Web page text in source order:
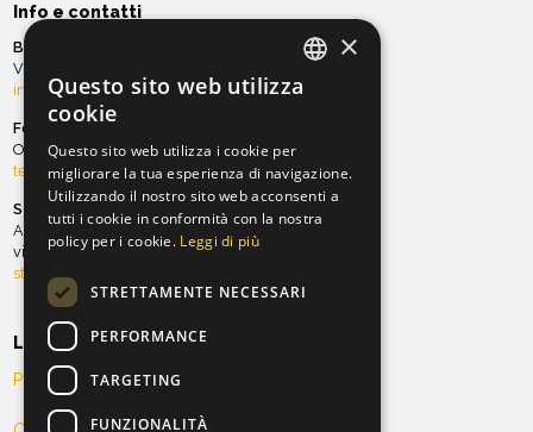
Info e contatti
Biglietteria
Via Ghibellina, 97 | Tel. 055 21.23.20
info@teatroverdionline.it
Fondazione ORT
Ospitalità e sala Teatro Verdi
teatro@orchestradellatoscana.it
Stagione teatrale
Antico Teatro Pagliano
via Ghibellina, 101 | Tel. 055 21.34.96
stagioneteatrale@teatroverdionline.it
Legal
Privacy Policy
×
Questo sito web utilizza
cookie
Questo sito web utilizza i cookie per
migliorare la tua esperienza di navigazione.
Utilizzando il nostro sito web acconsenti a
tutti i cookie in conformità con la nostra
policy per i cookie. Leggi di più
STRETTAMENTE NECESSARI
PERFORMANCE
TARGETING
FUNZIONALITÀ